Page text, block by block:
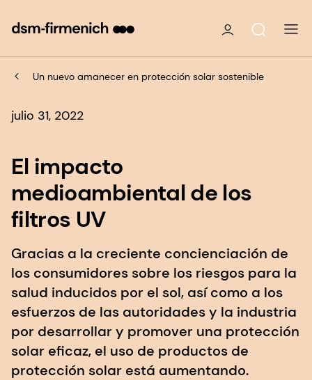
Un nuevo amanecer en protección solar sostenible
julio 31, 2022
El impacto
medioambiental de los
filtros UV
Gracias a la creciente concienciación de
los consumidores sobre los riesgos para la
salud inducidos por el sol, así como a los
esfuerzos de las autoridades y la industria
por desarrollar y promover una protección
solar eficaz, el uso de productos de
protección solar está aumentando.